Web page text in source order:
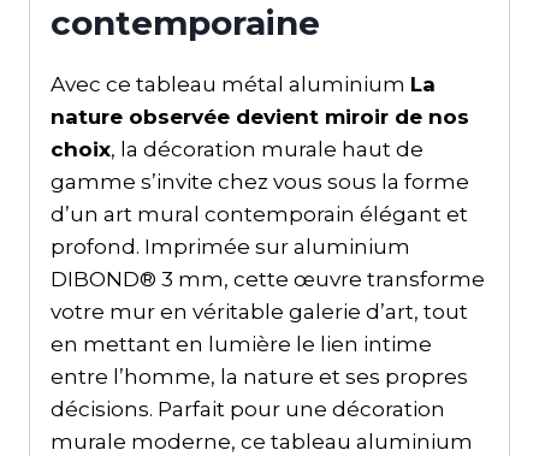
contemporaine
Avec ce tableau métal aluminium La
nature observée devient miroir de nos
choix, la décoration murale haut de
gamme s’invite chez vous sous la forme
d’un art mural contemporain élégant et
profond. Imprimée sur aluminium
DIBOND® 3 mm, cette œuvre transforme
votre mur en véritable galerie d’art, tout
en mettant en lumière le lien intime
entre l’homme, la nature et ses propres
décisions. Parfait pour une décoration
murale moderne, ce tableau aluminium